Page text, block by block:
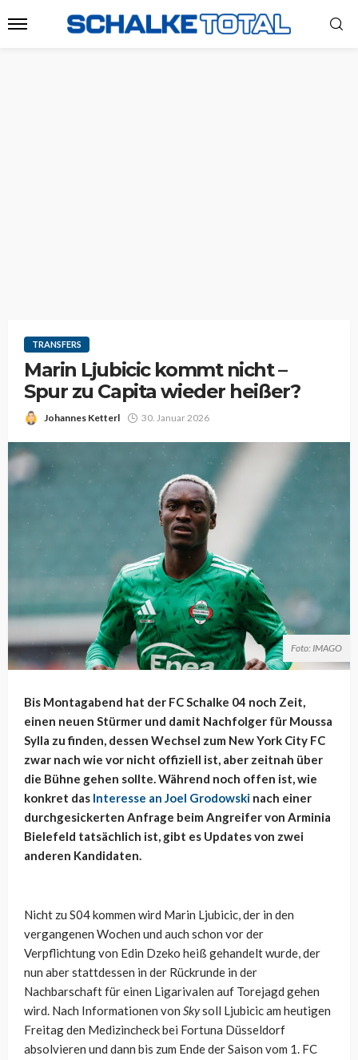
TRANSFERS
Marin Ljubicic kommt nicht –
Spur zu Capita wieder heißer?
Johannes Ketterl 30. Januar 2026
Foto: IMAGO
Bis Montagabend hat der FC Schalke 04 noch Zeit,
einen neuen Stürmer und damit Nachfolger für Moussa
Sylla zu finden, dessen Wechsel zum New York City FC
zwar nach wie vor nicht offiziell ist, aber zeitnah über
die Bühne gehen sollte. Während noch offen ist, wie
konkret das Interesse an Joel Grodowski nach einer
durchgesickerten Anfrage beim Angreifer von Arminia
Bielefeld tatsächlich ist, gibt es Updates von zwei
anderen Kandidaten.
Nicht zu S04 kommen wird Marin Ljubicic, der in den
vergangenen Wochen und auch schon vor der
Verpflichtung von Edin Dzeko heiß gehandelt wurde, der
nun aber stattdessen in der Rückrunde in der
Nachbarschaft für einen Ligarivalen auf Torejagd gehen
wird. Nach Informationen von Skysoll Ljubicic am heutigen
Freitag den Medizincheck bei Fortuna Düsseldorf
absolvieren und dann bis zum Ende der Saison vom 1. FC